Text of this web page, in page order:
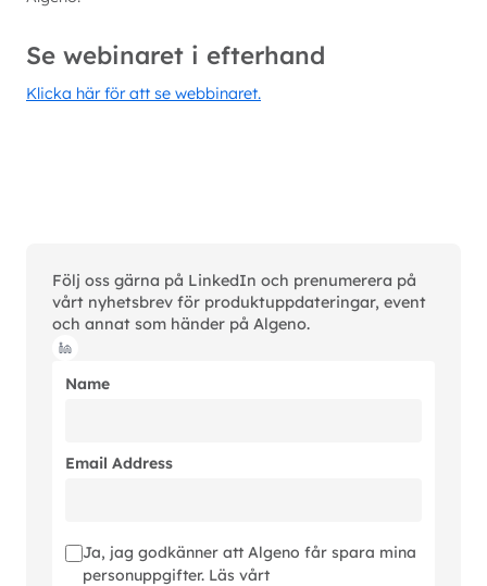
Se webinaret i efterhand
Klicka här för att se webbinaret.
Följ oss gärna på LinkedIn och prenumerera på
vårt nyhetsbrev för produktuppdateringar, event
och annat som händer på Algeno.
Name
Email Address
Ja, jag godkänner att Algeno får spara mina
personuppgifter. Läs vårt